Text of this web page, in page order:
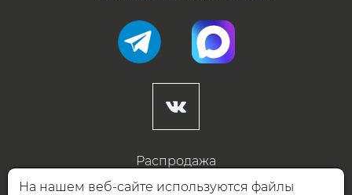
Распродажа
Готовые дизайны
На нашем веб-сайте используются файлы